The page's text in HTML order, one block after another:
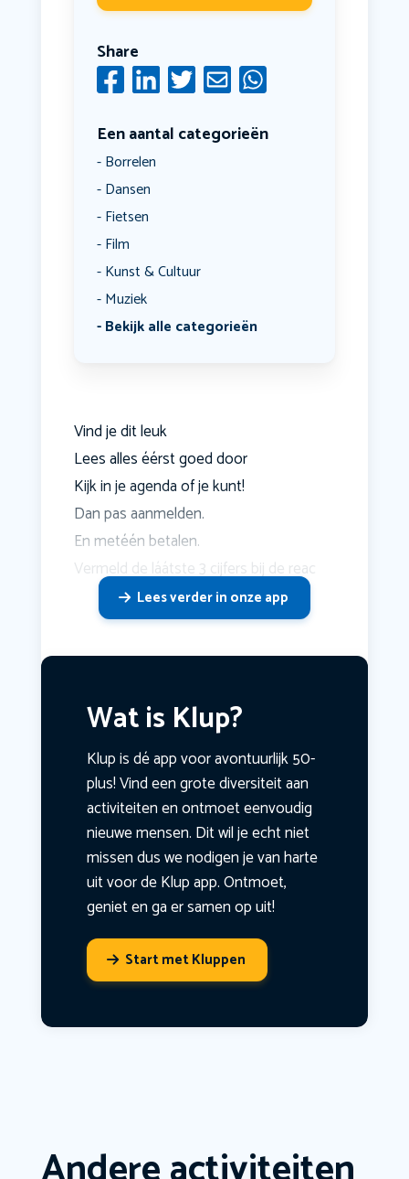
Share
Een aantal categorieën
Borrelen
Dansen
Fietsen
Film
Kunst & Cultuur
Muziek
Bekijk alle categorieën
Vind je dit leuk
Lees alles éérst goed door
Kijk in je agenda of je kunt!
Dan pas aanmelden.
En metéén betalen.
Vermeld de láátste 3 cijfers bij de reac
Lees verder in onze app
Wat is Klup?
Klup is dé app voor avontuurlijk 50-
plus! Vind een grote diversiteit aan
activiteiten en ontmoet eenvoudig
nieuwe mensen. Dit wil je echt niet
missen dus we nodigen je van harte
uit voor de Klup app. Ontmoet,
geniet en ga er samen op uit!
Start met Kluppen